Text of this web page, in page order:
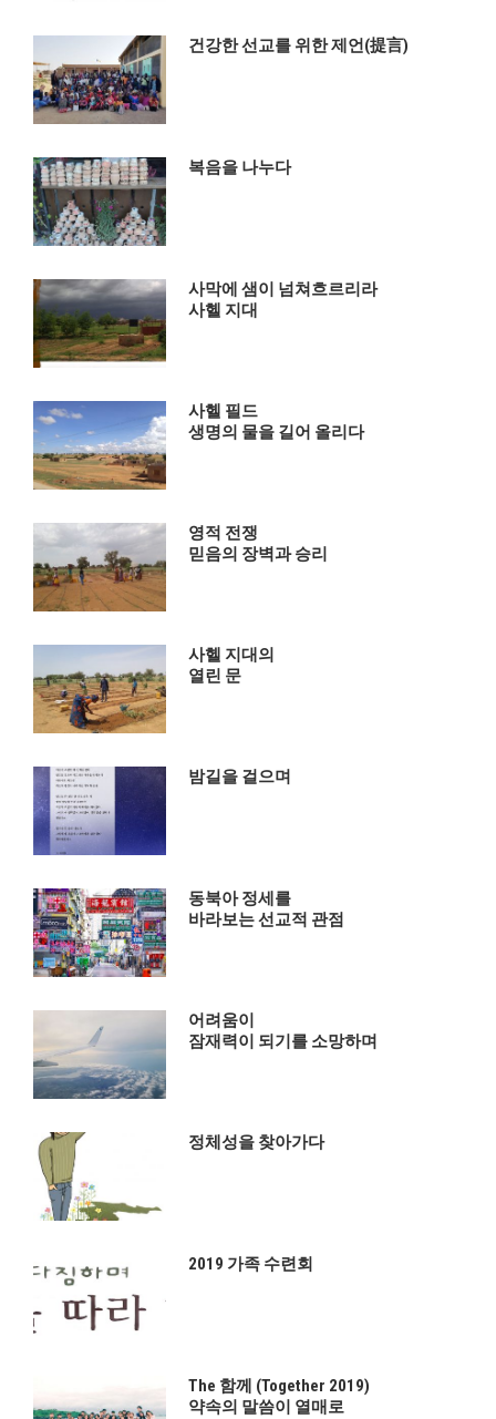
건강한 선교를 위한 제언(提言)
복음을 나누다
사막에 샘이 넘쳐흐르리라
사헬 지대
사헬 필드
생명의 물을 길어 올리다
영적 전쟁
믿음의 장벽과 승리
사헬 지대의
열린 문
밤길을 걸으며
동북아 정세를
바라보는 선교적 관점
어려움이
잠재력이 되기를 소망하며
정체성을 찾아가다
2019 가족 수련회
The 함께 (Together 2019)
약속의 말씀이 열매로